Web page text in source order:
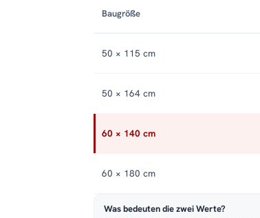
Baugröße
50 × 115 cm
50 × 164 cm
60 × 140 cm
60 × 180 cm
Was bedeuten die zwei Werte?